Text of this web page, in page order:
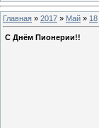
Главная » 2017 » Май » 18
С Днём Пионерии!!